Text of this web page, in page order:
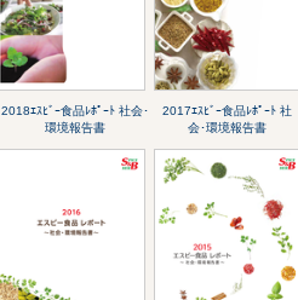
2018ｴｽﾋﾞｰ食品ﾚﾎﾟｰﾄ 社会･
環境報告書
2017ｴｽﾋﾞｰ食品ﾚﾎﾟｰﾄ 社
会･環境報告書